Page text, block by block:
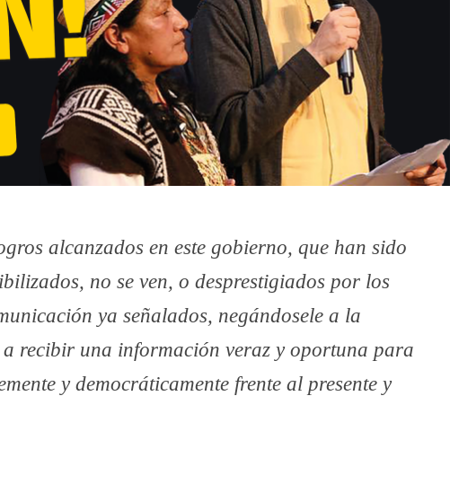
alcanzados en este gobierno, que han sido
no se ven, o desprestigiados por los
ya señalados, negándosele a la
recibir una información veraz y oportuna para
y democráticamente frente al presente y